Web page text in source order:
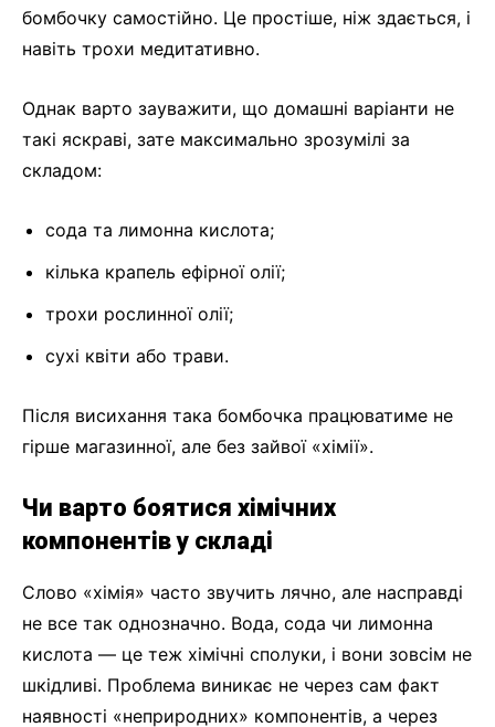
бомбочку самостійно. Це простіше, ніж здається, і
навіть трохи медитативно.
Однак варто зауважити, що домашні варіанти не
такі яскраві, зате максимально зрозумілі за
складом:
сода та лимонна кислота;
кілька крапель ефірної олії;
трохи рослинної олії;
сухі квіти або трави.
Після висихання така бомбочка працюватиме не
гірше магазинної, але без зайвої «хімії».
Чи варто боятися хімічних
компонентів у складі
Слово «хімія» часто звучить лячно, але насправді
не все так однозначно. Вода, сода чи лимонна
кислота — це теж хімічні сполуки, і вони зовсім не
шкідливі. Проблема виникає не через сам факт
наявності «неприродних» компонентів, а через